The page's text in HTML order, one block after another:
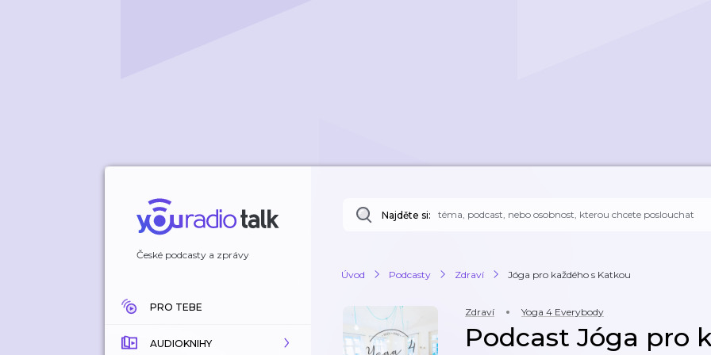
České podcasty a zprávy
PRO TEBE
AUDIOKNIHY
Najděte si:
Úvod Podcasty Zdraví Jóga pro každého s Katkou
Zdraví Yoga 4 Everybody
Podcast Jóga pro